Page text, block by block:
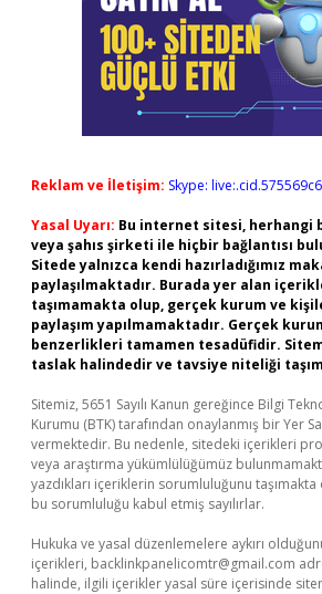
Reklam ve İletişim: Skype:
Yasal Uyarı: Bu internet sitesi, herhangi
veya şahıs şirketi ile hiçbir bağlantısı
Sitede yalnızca kendi hazırladığımız
paylaşılmaktadır. Burada yer alan
taşımamakta olup, gerçek kurum ve
paylaşım yapılmamaktadır. Gerçek
benzerlikleri tamamen tesadüfidir.
taslak halindedir ve tavsiye niteliği
Sitemiz, 5651 Sayılı Kanun gereğince Bilgi
Kurumu (BTK) tarafından onaylanmış bir Yer
vermektedir. Bu nedenle, sitedeki içerikleri
veya araştırma yükümlülüğümüz
yazdıkları içeriklerin sorumluluğunu
bu sorumluluğu kabul etmiş sayılırlar.
Hukuka ve yasal düzenlemelere aykırı
içerikleri, backlinkpanelicomtr@gmail.com
halinde, ilgili içerikler yasal süre içerisinde